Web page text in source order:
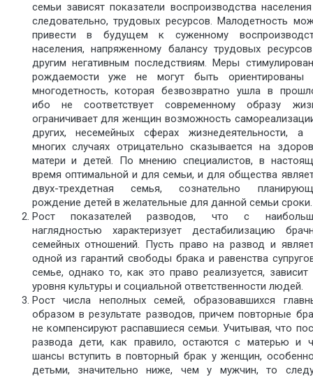
семьи зависят показатели воспроизводства
следовательно, трудовых ресурсов. Малодетность
привести в будущем к суженному
населения, напряженному балансу трудовых
другим негативным последствиям. Меры
рождаемости уже не могут быть ориентированы
многодетность, которая безвозвратно ушла в
ибо не соответствует современному образу
ограничивает для женщин возможность
других, несемейных сферах жизнедеятельности, а
многих случаях отрицательно сказывается на
матери и детей. По мнению специалистов, в
время оптимальной и для семьи, и для общества
двух-трехдетная семья, сознательно
рождение детей в желательные для данной семьи сроки.
Рост показателей разводов, что с
наглядностью характеризует дестабилизацию
семейных отношений. Пусть право на развод и
одной из гарантий свободы брака и равенства
семье, однако то, как это право реализуется, зависит
уровня культуры и социальной ответственности людей.
Рост числа неполных семей, образовавшихся
образом в результате разводов, причем повторные
не компенсируют распавшиеся семьи. Учитывая, что
развода дети, как правило, остаются с матерью и
шансы вступить в повторный брак у женщин,
детьми, значительно ниже, чем у мужчин, то